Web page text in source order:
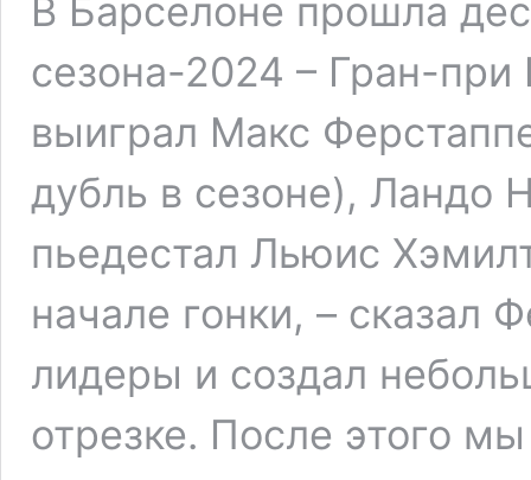
В Барселоне прошла
сезона-2024 – Гран-
выиграл Макс
дубль в сезоне), Ландо
пьедестал Льюис
начале гонки, – сказал
лидеры и создал
отрезке. После этого